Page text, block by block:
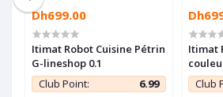
Dh699.00
Itimat Robot Cuisine Pétrin
G-lineshop 0.1
Club Point:
6.99
Itimat
Club